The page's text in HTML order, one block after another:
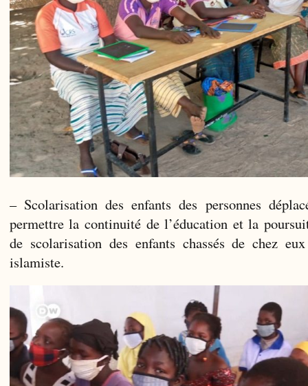
– Scolarisation des enfants des personnes
permettre la continuité de l’éducation et la
de scolarisation des enfants chassés de chez
islamiste.